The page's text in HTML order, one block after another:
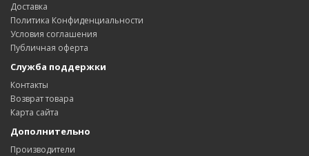
Доставка
Политика Конфиденциальности
Условия соглашения
Публичная оферта
Служба поддержки
Контакты
Возврат товара
Карта сайта
Дополнительно
Производители